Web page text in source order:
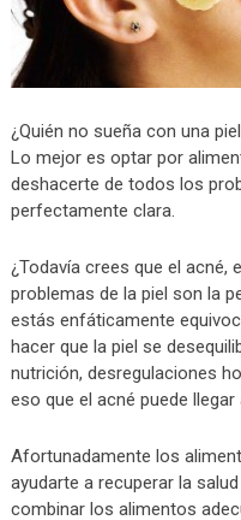
¿Quién no sueña con una
Lo mejor es optar por
deshacerte de todos los
perfectamente clara.
¿Todavía crees que el acné,
problemas de la piel son la
estás enfáticamente
hacer que la piel se
nutrición, desregulaciones
eso que el acné puede llegar
Afortunadamente los
ayudarte a recuperar la
combinar los alimentos